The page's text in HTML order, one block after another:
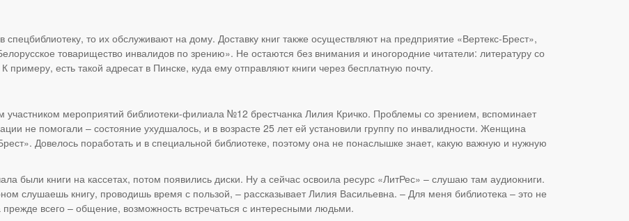
спецбиблиотеку, то их обслуживают на дому. Доставку книг также осуществляют на предприятие «Вертекс-Брест»,
товарищество инвалидов по зрению». Не остаются без внимания и иногородние читатели: литературу со
есть такой адресат в Пинске, куда ему отправляют книги через бесплатную почту.
участником мероприятий библиотеки-филиала №12 брестчанка Лилия Кричко. Проблемы со зрением, вспоминает
не помогали – состояние ухудшалось, и в возрасте 25 лет ей установили группу по инвалидности. Женщина
Довелось поработать и в специальной библиотеке, поэтому она не понаслышке знает, какую важную и нужную
были книги на кассетах, потом появились диски. Ну а сейчас освоила ресурс «ЛитРес» – слушаю там аудиокниги.
слушаешь книгу, проводишь время с пользой, – рассказывает Лилия Васильевна. – Для меня библиотека – это не
прежде всего – общение, возможность встречаться с интересными людьми.